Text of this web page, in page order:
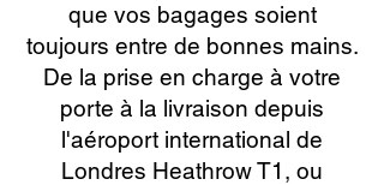
que vos bagages soient
toujours entre de bonnes mains.
De la prise en charge à votre
porte à la livraison depuis
l'aéroport international de
Londres Heathrow T1, ou